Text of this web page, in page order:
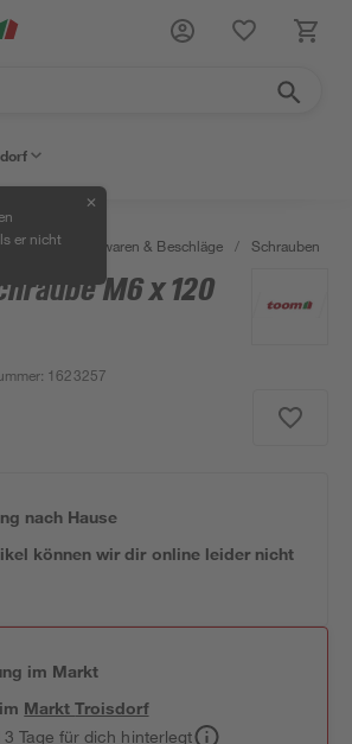
er nicht
✕
/ Eisenwaren & Beschläge / Schrauben
M6 x 120
: 1623257
nach Hause
können wir dir online leider nicht
im Markt
im MarktTroisdorf
Tage für dich hinterlegt